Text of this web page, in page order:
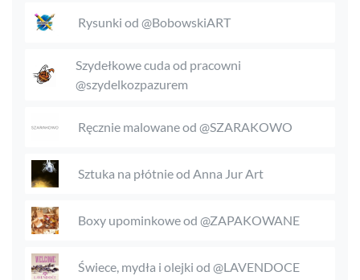
Rysunki od @BobowskiART
Szydełkowe cuda od pracowni
@szydelkozpazurem
Ręcznie malowane od @SZARAKOWO
Sztuka na płótnie od Anna Jur Art
Boxy upominkowe od @ZAPAKOWANE
Świece, mydła i olejki od @LAVENDOCE